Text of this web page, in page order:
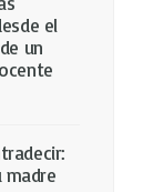
el
un
madre